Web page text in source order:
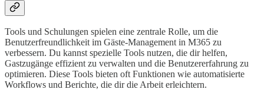
Tools und Schulungen spielen eine zentrale Rolle, um die
Benutzerfreundlichkeit im Gäste-Management in M365 zu
verbessern. Du kannst spezielle Tools nutzen, die dir helfen,
Gastzugänge effizient zu verwalten und die Benutzererfahrung zu
optimieren. Diese Tools bieten oft Funktionen wie automatisierte
Workflows und Berichte, die dir die Arbeit erleichtern.